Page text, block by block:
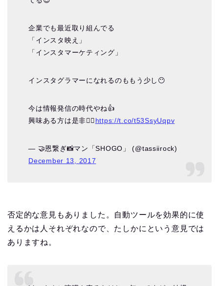
企業でも最近取り組んでる
「インスタ映え」
「インスタマーケティング」
インスタグラマーになれるのももう少し😶
今は情報発信の時代やね👍
興味ある方は是非🙆‍♂️https://t.co/t53SsyUqpv
— 🤝恩繋ぎ📸マン「SHOGO」 (@tassiirock)
December 13, 2017
否定的な意見もありました。自動ツールを効果的に使
えるかは人それぞれなので、たしかにという意見では
ありますね。